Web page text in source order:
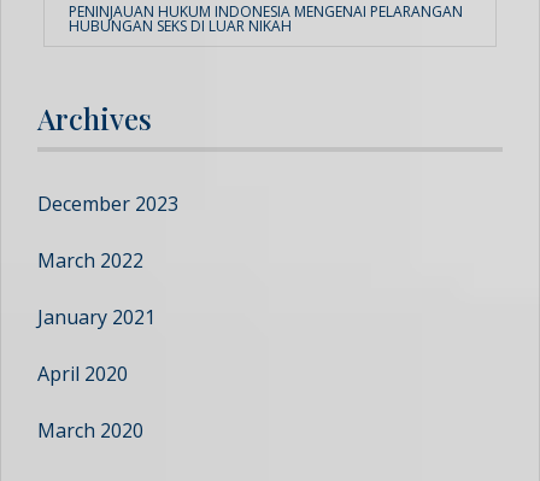
PENINJAUAN HUKUM INDONESIA MENGENAI PELARANGAN
HUBUNGAN SEKS DI LUAR NIKAH
Archives
December 2023
March 2022
January 2021
April 2020
March 2020